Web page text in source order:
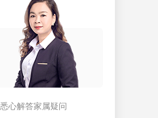
心解答家属疑问